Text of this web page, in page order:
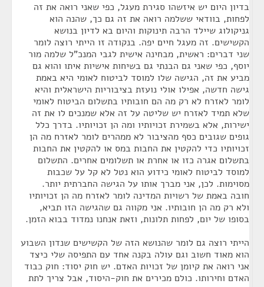
בדיון היום יש איזשהו סגירת מעגל, כפי שאני רואה את זה
לפחות, בוודאי ששלמה רואה את זה גם כך, שהנה הוא
גניקולוג שיילד הרבה תינוקות והיום בא לדיון בנושא
הקשישים. זה מעגל חיים יפה. בנקודה זו הייתי רוצה לומר
שני דברים: ראשית, מבחינה אישית לגבי המנכ"ל שלמה מור
יוסף, כפי שאני גם הבנתי גם בשיחות אישיות איתו והוא גם
מביע את זה, הגישה שלו למוסד לביטוח לאומי היא באמת
גישה חדשה, אפילו אולי נועזת בציבוריות הישראלית והיא
לומר לאזרח לא רק מה הם חובותיו בתשלום הביטוח לאומי
שלא תמיד לאזרח יש שליטה על זה אלא שמנכים לו את זה
ישירות, אלא בשמירת זכויותיו ומה הן זכויותיו. בדרך כלל
גופים שגובים כסף מהציבור לא ממהרים לומר לאזרח מה הן
זכויותיו כדי להקטין את החבות במס או להקטין את החבות
בתשלום אגרה כזו או אחרת או תשלומים אחרים. התשלום
למוסד לביטוח לאומי כידוע הוא נטל לא קל על שכבות
מסוימות. לכן, אני מברך אותו על הגישה החברתית יותר.
חובה באמת של רשויות המדינה לומר לאזרח מה הן זכויותיו
ולא רק מה הן חובותיו. אני מקווה גם שהגישה הזו תביא,
בסופו של יום, לפחות תלונות, וזאת אנחנו נמדוד בבוא הזמן.
הייתי רוצה גם לומר שהנושא הזה של הקשישים שנדון השבוע
הוא מאוד חשוב וגם עולה בקנה אחד עם התפיסה שלי כיצד
אני רואה את קיומן של זכויות האדם. יש חוק יסוד: חוק כבוד
האדם וחירותו. כולם מכירים את חוק-היסוד, אבל צריך לתת